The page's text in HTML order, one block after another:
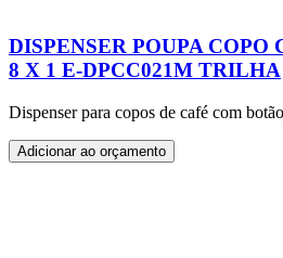
DISPENSER POUPA COPO
8 X 1 E-DPCC021M TRILHA
Dispenser para copos de café com
Adicionar ao orçamento